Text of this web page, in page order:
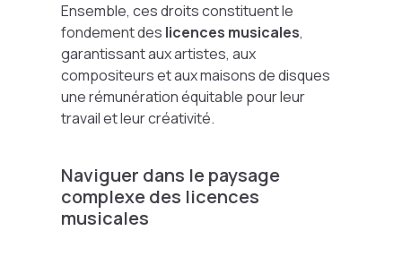
Ensemble, ces droits constituent le
fondement des licences musicales,
garantissant aux artistes, aux
compositeurs et aux maisons de disques
une rémunération équitable pour leur
travail et leur créativité.
Naviguer dans le paysage
complexe des licences
musicales